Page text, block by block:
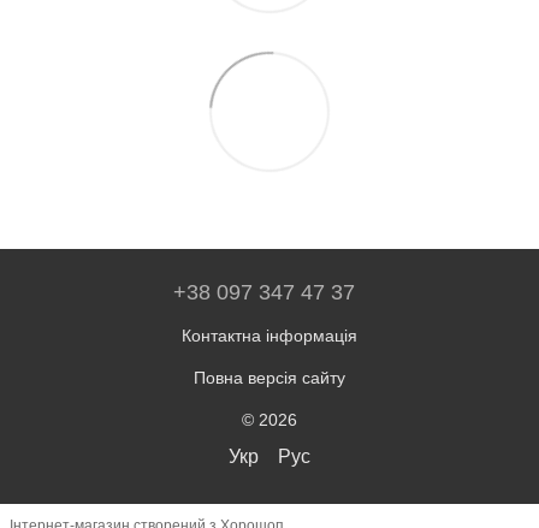
+38 097 347 47 37
Контактна інформація
Повна версія сайту
© 2026
Укр Рус